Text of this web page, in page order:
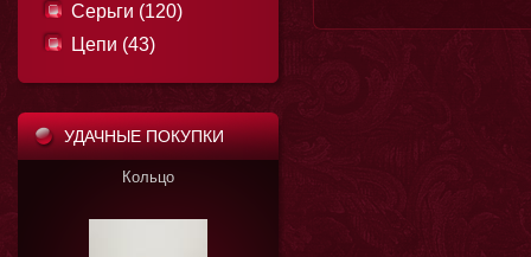
Серьги (120)
Цепи (43)
УДАЧНЫЕ ПОКУПКИ